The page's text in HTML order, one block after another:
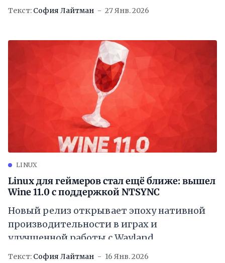
Текст: София Лайтман 27 Янв. 2026
LINUX
Linux для геймеров стал ещё ближе: вышел
Wine 11.0 с поддержкой NTSYNC
Новый релиз открывает эпоху нативной
производительности в играх и
улучшенной работы с Wayland
Текст: София Лайтман 16 Янв. 2026